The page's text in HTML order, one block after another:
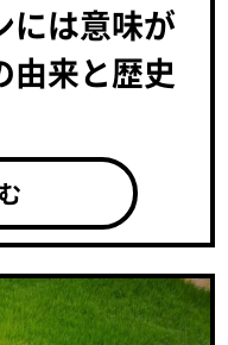
には意味が
由来と歴史